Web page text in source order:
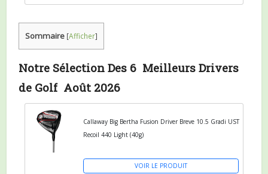
Sommaire [Afficher]
Notre Sélection Des 6 Meilleurs Drivers
de Golf Août 2026
Callaway Big Bertha Fusion Driver Breve 10.5 Gradi UST
Recoil 440 Light (40g)
VOIR LE PRODUIT